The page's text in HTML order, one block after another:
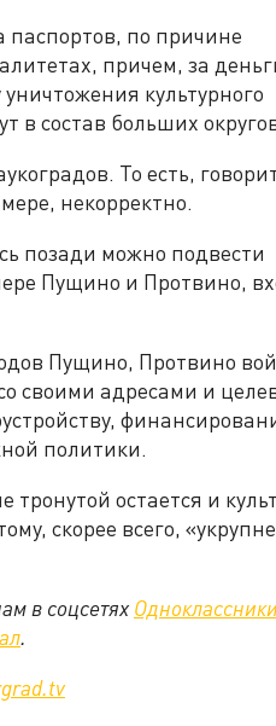
паспортов, по причине
причем, за
культурного
в состав больших
То есть,
некорректно.
позади можно подвести
Пущино и Протвино,
Пущино, Протвино
своими адресами и
политики.
остается и
скорее всего,
в соцсетях Одноклассники
.